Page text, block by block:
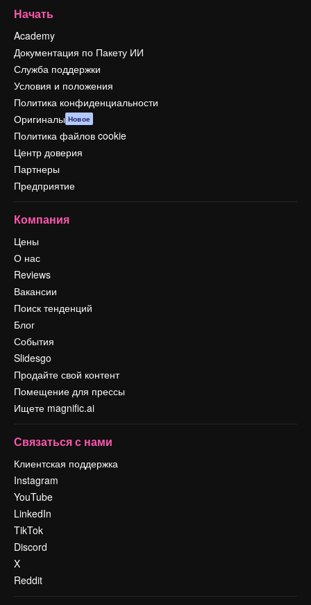
Начать
Academy
Документация по Пакету ИИ
Служба поддержки
Условия и положения
Политика конфиденциальности
Оригиналы Новое
Политика файлов cookie
Центр доверия
Партнеры
Предприятие
Компания
Цены
О нас
Reviews
Вакансии
Поиск тенденций
Блог
События
Slidesgo
Продайте свой контент
Помещение для прессы
Ищете magnific.ai
Связаться с нами
Клиентская поддержка
Instagram
YouTube
LinkedIn
TikTok
Discord
X
Reddit